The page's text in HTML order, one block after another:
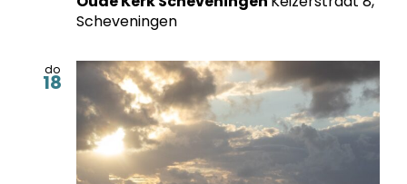
Scheveningen
do
18